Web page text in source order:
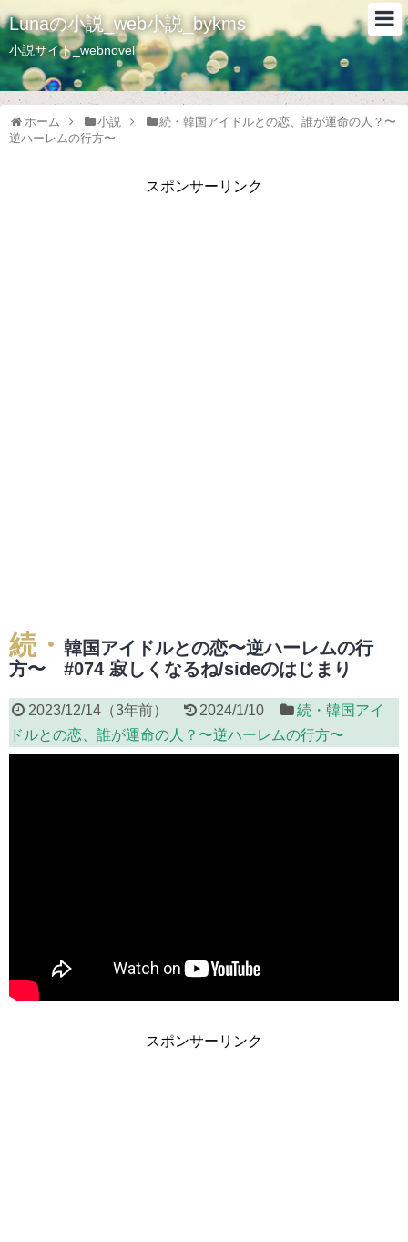
Lunaの小説_web小説_bykms
小説サイト_webnovel
ホーム 小説
続・韓国アイドルとの恋、誰が運命の人？〜
逆ハーレムの行方〜
スポンサーリンク
続・ 韓国アイドルとの恋〜逆ハーレムの行
方〜 #074 寂しくなるね/sideのはじまり
2023/12/14（3年前） 2024/1/10
続・韓国アイ
ドルとの恋、誰が運命の人？〜逆ハーレムの行方〜
スポンサーリンク